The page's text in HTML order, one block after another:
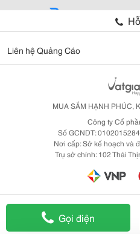
Gọi điện
Liên hệ Quảng Cáo
MUA SẮM HẠNH PHÚC,
Công ty Cổ
Số GCNDT:
Nơi cấp: Sở kế hoạch và
Trụ sở chính: 102 Thái